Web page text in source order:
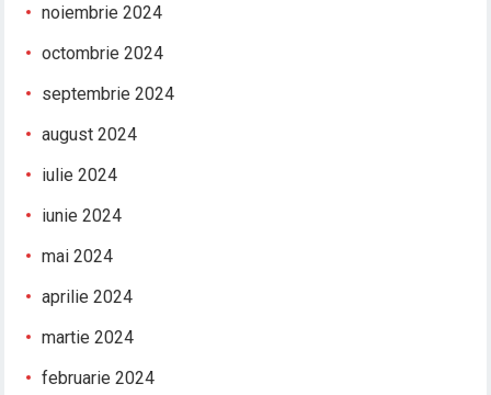
noiembrie 2024
octombrie 2024
septembrie 2024
august 2024
iulie 2024
iunie 2024
mai 2024
aprilie 2024
martie 2024
februarie 2024